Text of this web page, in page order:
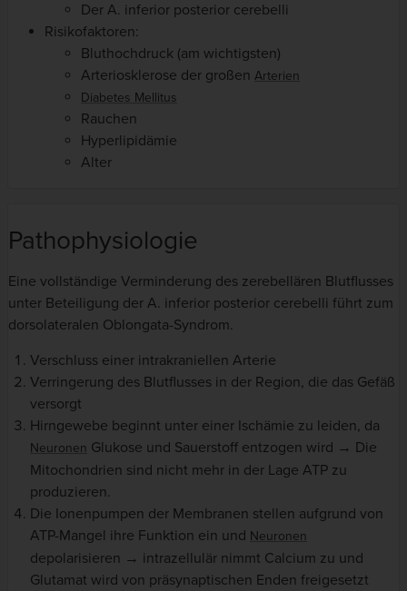
Der A. inferior posterior cerebelli
Risikofaktoren:
Bluthochdruck (am wichtigsten)
Arteriosklerose der großen Arterien
Diabetes Mellitus
Rauchen
Hyperlipidämie
Alter
Pathophysiologie
Eine vollständige Verminderung des zerebellären Blutflusses
unter Beteiligung der A. inferior posterior cerebelli führt zum
dorsolateralen Oblongata-Syndrom.
Verschluss einer intrakraniellen Arterie
Verringerung des Blutflusses in der Region, die das Gefäß
versorgt
Hirngewebe beginnt unter einer Ischämie zu leiden, da
Neuronen Glukose und Sauerstoff entzogen wird → Die
Mitochondrien sind nicht mehr in der Lage ATP zu
produzieren.
Die Ionenpumpen der Membranen stellen aufgrund von
ATP-Mangel ihre Funktion ein und Neuronen
depolarisieren → intrazellulär nimmt Calcium zu und
Glutamat wird von präsynaptischen Enden freigesetzt